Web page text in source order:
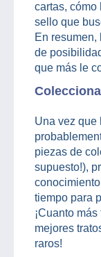
cartas, cómo
sello que
En
de
que más le
Una vez que
piezas de
supuesto!),
tiempo para
¡Cuanto
mejores
raros!